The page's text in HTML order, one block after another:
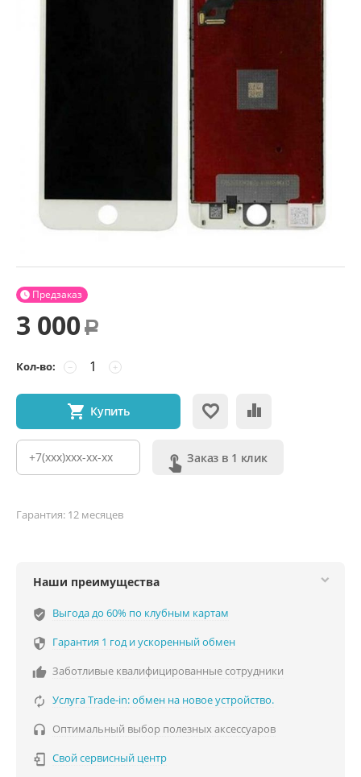
Предзаказ

3 000 Р
Кол-во: +
−
Купить
Заказ в 1 клик
Гарантия: 12 месяцев
Наши преимущества
verified_user Выгода до 60% по клубным картам
 Гарантия 1 год и ускоренный обмен
 Заботливые квалифицированные сотрудники
 Услуга Trade-in: обмен на новое устройство.
 Оптимальный выбор полезных аксессуаров
 Свой сервисный центр